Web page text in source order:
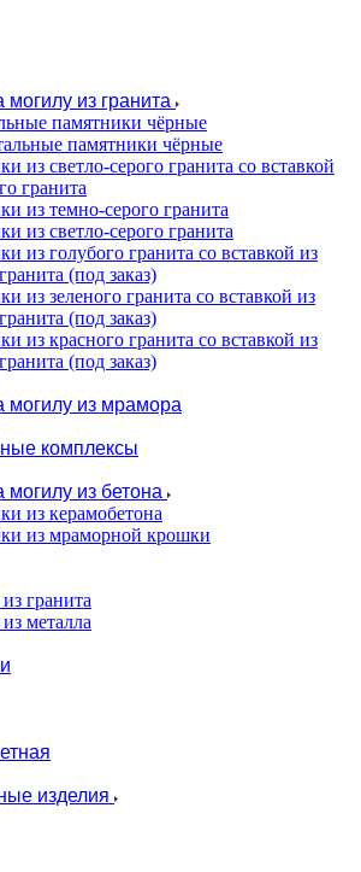
из гранита
памятники чёрные
памятники чёрные
из светло-серого гранита со вставкой
гранита
из темно-серого гранита
из светло-серого гранита
из голубого гранита со вставкой из
(под заказ)
из зеленого гранита со вставкой из
(под заказ)
из красного гранита со вставкой из
(под заказ)
могилу из мрамора
комплексы
могилу из бетона
из керамобетона
из мраморной крошки
гранита
металла
изделия